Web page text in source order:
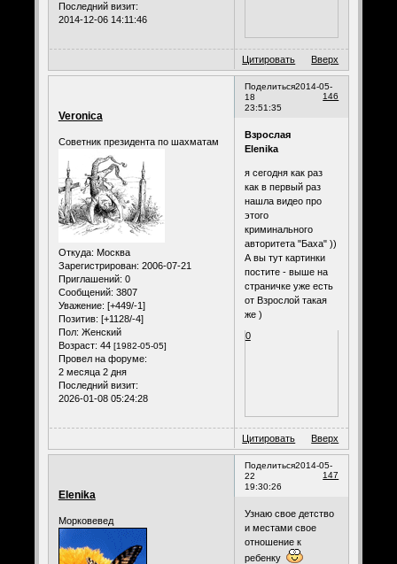
Последний визит:
2014-12-06 14:11:46
Цитировать Вверх
Поделиться
146
2014-05-
18
23:51:35
Veronica
Советник президента по шахматам
Откуда: Москва
Зарегистрирован: 2006-07-21
Приглашений: 0
Сообщений: 3807
Уважение: [+449/-1]
Позитив: [+1128/-4]
Пол: Женский
Возраст: 44 [1982-05-05]
Провел на форуме:
2 месяца 2 дня
Последний визит:
2026-01-08 05:24:28
Взрослая
Elenika
я сегодня как раз
как в первый раз
нашла видео про
этого
криминального
авторитета "Баха" ))
А вы тут картинки
постите - выше на
страничке уже есть
от Взрослой такая
же )
0
Цитировать Вверх
Поделиться
147
2014-05-
22
19:30:26
Elenika
Морковевед
Узнаю свое детство
и местами свое
отношение к
ребенку